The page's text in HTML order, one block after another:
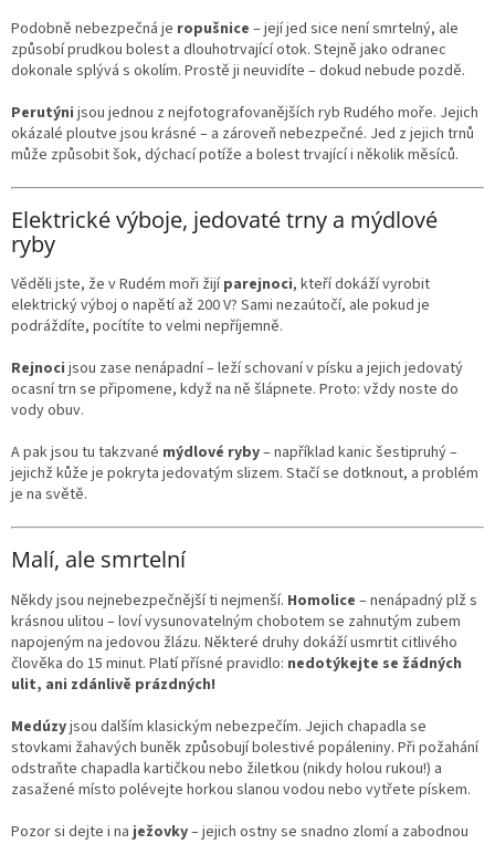
Podobně nebezpečná je ropušnice – její jed sice není smrtelný, ale
způsobí prudkou bolest a dlouhotrvající otok. Stejně jako odranec
dokonale splývá s okolím. Prostě ji neuvidíte – dokud nebude pozdě.
Perutýni jsou jednou z nejfotografovanějších ryb Rudého moře. Jejich
okázalé ploutve jsou krásné – a zároveň nebezpečné. Jed z jejich trnů
může způsobit šok, dýchací potíže a bolest trvající i několik měsíců.
Elektrické výboje, jedovaté trny a mýdlové
ryby
Věděli jste, že v Rudém moři žijíparejnoci, kteří dokáží vyrobit
elektrický výboj o napětí až 200 V? Sami nezaútočí, ale pokud je
podráždíte, pocítíte to velmi nepříjemně.
Rejnoci jsou zase nenápadní – leží schovaní v písku a jejich jedovatý
ocasní trn se připomene, když na ně šlápnete. Proto: vždy noste do
vody obuv.
A pak jsou tu takzvané mýdlové ryby– například kanic šestipruhý –
jejichž kůže je pokryta jedovatým slizem. Stačí se dotknout, a problém
je na světě.
Malí, ale smrtelní
Někdy jsou nejnebezpečnější ti nejmenší. Homolice – nenápadný plž s
krásnou ulitou – loví vysunovatelným chobotem se zahnutým zubem
napojeným na jedovou žlázu. Některé druhy dokáží usmrtit citlivého
člověka do 15 minut. Platí přísné pravidlo: nedotýkejte se žádných
ulit, ani zdánlivě prázdných!
Medúzyjsou dalším klasickým nebezpečím. Jejich chapadla se
stovkami žahavých buněk způsobují bolestivé popáleniny. Při požahání
odstraňte chapadla kartičkou nebo žiletkou (nikdy holou rukou!) a
zasažené místo polévejte horkou slanou vodou nebo vytřete pískem.
Pozor si dejte i na ježovky– jejich ostny se snadno zlomí a zabodnou